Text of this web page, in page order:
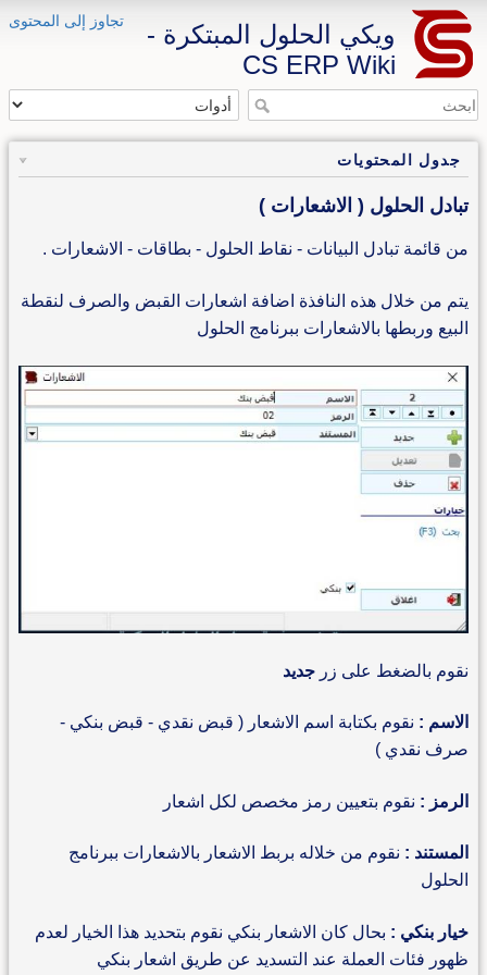
تجاوز إلى المحتوى
ويكي الحلول المبتكرة -
CS ERP Wiki
جدول المحتويات
تبادل الحلول ( الاشعارات )
من قائمة تبادل البيانات - نقاط الحلول - بطاقات - الاشعارات .
يتم من خلال هذه النافذة اضافة اشعارات القبض والصرف لنقطة
البيع وربطها بالاشعارات ببرنامج الحلول
نقوم بالضغط على زر جديد
الاسم : نقوم بكتابة اسم الاشعار ( قبض نقدي - قبض بنكي -
صرف نقدي )
الرمز : نقوم بتعيين رمز مخصص لكل اشعار
المستند : نقوم من خلاله بربط الاشعار بالاشعارات ببرنامج
الحلول
خيار بنكي : بحال كان الاشعار بنكي نقوم بتحديد هذا الخيار لعدم
ظهور فئات العملة عند التسديد عن طريق اشعار بنكي